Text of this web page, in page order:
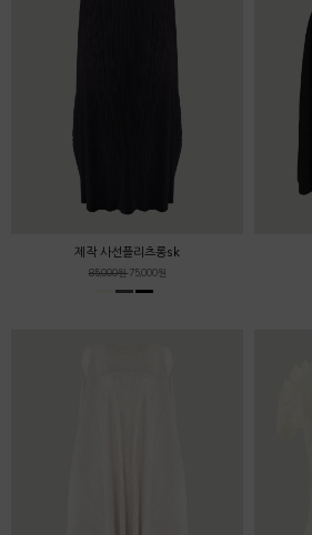
제작 사선플리츠롱sk
85,000원75,000원